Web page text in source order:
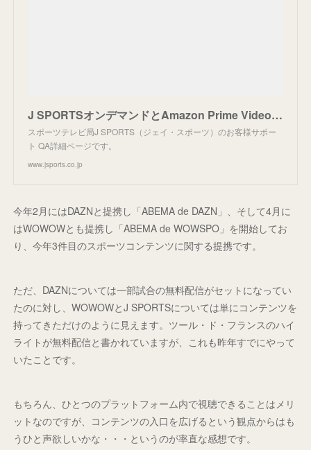
J SPORTSオンデマンドとAmazon Prime VideoチャンネルのJ SPORTSチャンネルの違いを知りたい | お客様サポート | J SPORTS【公式】
スポーツテレビ局J SPORTS（ジェイ・スポーツ）のお客様サポー
ト QA詳細ページです。
www.jsports.co.jp
今年2月にはDAZNと提携し「ABEMA de DAZN」、そして4月に
はWOWOWとも提携し「ABEMA de WOWSPO」を開始してお
り、今年3件目のスポーツコンテンツに関する提携です。
ただ、DAZNについては一部試合の無料配信がセットになってい
たのに対し、WOWOWとJ SPORTSについては単にコンテンツを
持ってきただけのように見えます。ツール・ド・フランスのハイ
ライトが無料配信と書かれていますが、これも昨年すでにやって
いたことです。
もちろん、ひとつのプラットフォーム内で視聴できることはメリ
ットなのですが、コンテンツの入口を広げるという観点からはも
うひと声欲しいかな・・・というのが率直な感想です。